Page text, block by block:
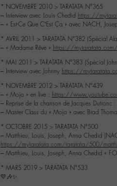
* NOVEMBRE 2010 > TARATATA N°365
– Interview avec Louis Chedid https://
– « Est-Ce Que C’Est Ça » avec NACH,
* AVRIL 2011 > TARATATA N°382 (Spécial
– « Madame Rêve » https://mytaratata.com/
* MAI 2011 > TARATATA N°383 (Spécial
– Interview avec Johnny https://
* NOVEMBRE 2012 > TARATATA N°439
– « Mojo » en live : https://
– Reprise de la chanson de Jacques Dutronc
– Master Class du « Mojo » avec Brad
* OCTOBRE 2015 > TARATATA N°500
– Matthieu, Louis, Joseph, Anna Chedid
https://mytaratata.com/taratata/500/
– Matthieu, Louis, Joseph, Anna Chedid «
* MARS 2019 > TARATATA N°533
💛🎶✨